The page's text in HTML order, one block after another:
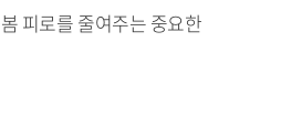
피로를 줄여주는 중요한